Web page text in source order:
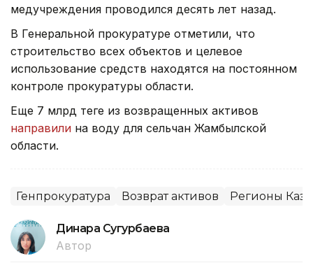
медучреждения проводился десять лет назад.
В Генеральной прокуратуре отметили, что
строительство всех объектов и целевое
использование средств находятся на постоянном
контроле прокуратуры области.
Еще 7 млрд теңге из возвращенных активов
направили на воду для сельчан Жамбылской
области.
Генпрокуратура Возврат активов Регионы
Динара Сугурбаева
Автор